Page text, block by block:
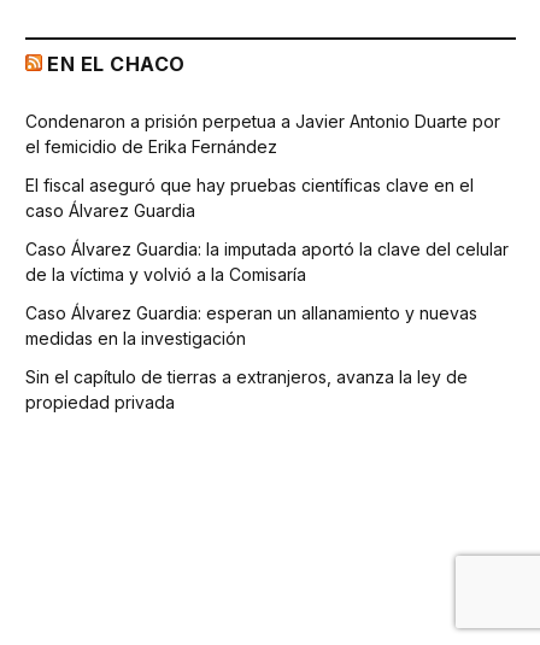
EN EL CHACO
Condenaron a prisión perpetua a Javier Antonio Duarte por
el femicidio de Erika Fernández
El fiscal aseguró que hay pruebas científicas clave en el
caso Álvarez Guardia
Caso Álvarez Guardia: la imputada aportó la clave del celular
de la víctima y volvió a la Comisaría
Caso Álvarez Guardia: esperan un allanamiento y nuevas
medidas en la investigación
Sin el capítulo de tierras a extranjeros, avanza la ley de
propiedad privada